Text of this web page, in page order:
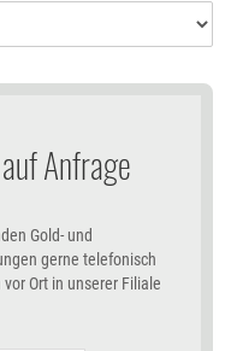
Anfrage
Gold- und
gerne telefonisch
Ort in unserer Filiale